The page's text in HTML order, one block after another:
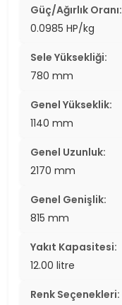
Güç/Ağırlık Oranı:
0.0985 HP/kg
Sele Yüksekliği:
780 mm
Genel Yükseklik:
1140 mm
Genel Uzunluk:
2170 mm
Genel Genişlik:
815 mm
Yakıt Kapasitesi:
12.00 litre
Renk Seçenekleri: